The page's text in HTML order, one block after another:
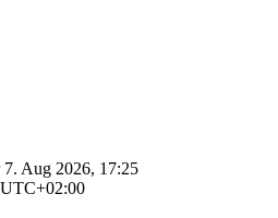
Aug 2026, 17:25
UTC+02:00